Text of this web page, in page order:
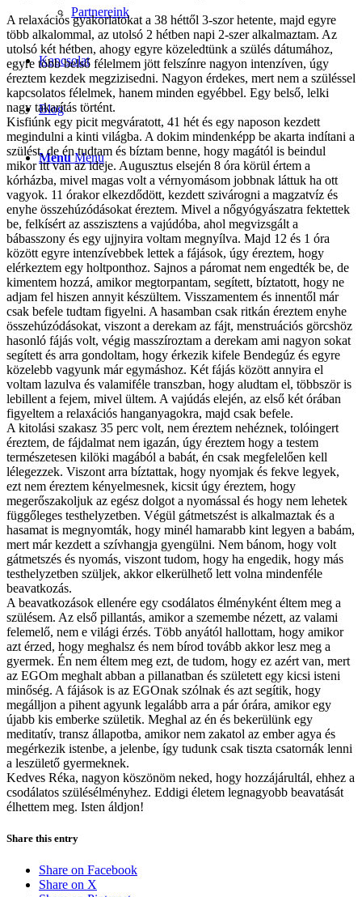
Partnereink
Kapcsolat
Blog
Menu Menu
A relaxációs gyakorlatokat a 38 héttől 3-szor hetente, majd egyre
több alkalommal, az utolsó 2 hétben napi 2-szer alkalmaztam. Az
utolsó két hétben, ahogy egyre közeledtünk a szülés dátumához,
egyre több belső félelmem jött felszínre nagyon intenzíven, úgy
éreztem kezdek megzizisedni. Nagyon érdekes, mert nem a szüléssel
kapcsolatos félelmek, hanem minden egyébbel. Egy belső, lelki
nagy takarítás történt.
Kisfiúnk egy picit megváratott, 41 hét és egy naposon kezdett
megindulni a kinti világba. A dokim mindenképp be akarta indítani a
szülést, de én tudtam és bíztam benne, hogy magától is beindul
mikor itt van az ideje. Augusztus elsején 8 óra körül értem a
kórházba, mivel magas volt a vérnyomásom jobbnak láttuk ha ott
vagyok. 11 órakor elkezdődött, kezdett szivárogni a magzatvíz és
enyhe összehúzódásokat éreztem. Mivel a nőgyógyászatra fektettek
be, felkísért az asszisztens a vajúdóba, ahol megvizsgált a
bábasszony és egy ujjnyira voltam megnyílva. Majd 12 és 1 óra
között egyre intenzívebbek lettek a fájások, úgy éreztem, hogy
elérkeztem egy holtponthoz. Sajnos a páromat nem engedték be, de
kimentem hozzá, amikor megtorpantam, segített, bíztatott, hogy ne
adjam fel hiszen annyit készültem. Visszamentem és innentől már
csak befele tudtam figyelni. A hasamban csak ritkán éreztem enyhe
összehúzódásokat, viszont a derekam az fájt, menstruációs görcshöz
hasonló fájás volt, végig masszíroztam a derekam ami nagyon sokat
segített és arra gondoltam, hogy érkezik kifele Bendegúz és egyre
közelebb vagyunk már egymáshoz. Két fájás között annyira el
voltam lazulva és valamiféle transzban, hogy aludtam el, többször is
lebillent a fejem, mivel ültem. A vajúdás elején, az első két órában
figyeltem a relaxációs hanganyagokra, majd csak befele.
A kitolási szakasz 35 perc volt, nem éreztem nehéznek, tolóingert
éreztem, de fájdalmat nem igazán, úgy éreztem hogy a testem
természetesen kilöki magából a babát, én csak megfelelően kell
lélegezzek. Viszont arra bíztattak, hogy nyomjak és fekve legyek,
ezt nem éreztem kényelmesnek, kicsit úgy éreztem, hogy
megerőszakoljuk az egész dolgot a nyomással és hogy nem lehetek
függőleges testhelyzetben. Végül gátmetszést is alkalmaztak és a
hasamat is megnyomták, hogy minél hamarabb kint legyen a babám,
mert már kezdett a szívhangja gyengülni. Nem bánom, hogy volt
gátmetszés és nyomás, viszont tudom, hogy ha engedik, hogy más
testhelyzetben szüljek, akkor elkerülhető lett volna mindenféle
beavatkozás.
A beavatkozások ellenére egy csodálatos élményként éltem meg a
szülésem. Az első pillantás, amikor a szemembe nézett, az valami
felemelő, nem e világi érzés. Több anyától hallottam, hogy amikor
azt érzed, hogy meghalsz és nem bírod tovább akkor lesz meg a
gyermek. Én nem éltem meg ezt, de tudom, hogy ez azért van, mert
az EGOm meghalt abban a pillanatban és született egy kicsi isteni
minőség. A fájások is az EGOnak szólnak és azt segítik, hogy
megálljon a pihent agyunk legalább arra a pár órára, amikor egy
újabb kis emberke születik. Meghal az én és bekerülünk egy
meditatív, transz állapotba, amikor nem zakatol az ember agya és
megérkezik istenbe, a jelenbe, így tudunk csak tiszta csatornák lenni
a leszülető gyermeknek.
Kedves Réka, nagyon köszönöm neked, hogy hozzájárultál, ehhez a
csodálatos szülésélményhez. Eddigi életem legnagyobb beavatását
élhettem meg. Isten áldjon!
Share this entry
Share on Facebook
Share on X